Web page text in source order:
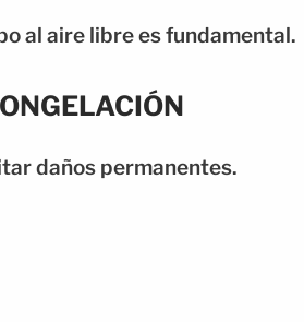
al aire libre es fundamental.
daños permanentes.